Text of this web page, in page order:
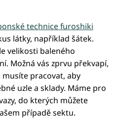
technice furoshiki
látky, například šátek.
velikosti baleného
Možná vás zprvu překvapí,
pracovat, aby
uzle a sklady. Máme pro
do kterých můžete
případě sektu.